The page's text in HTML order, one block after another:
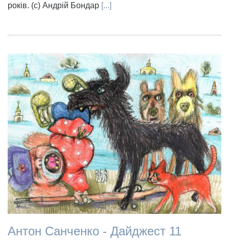
років. (с) Андрій Бондар [...]
Антон Санченко - Дайджест 11